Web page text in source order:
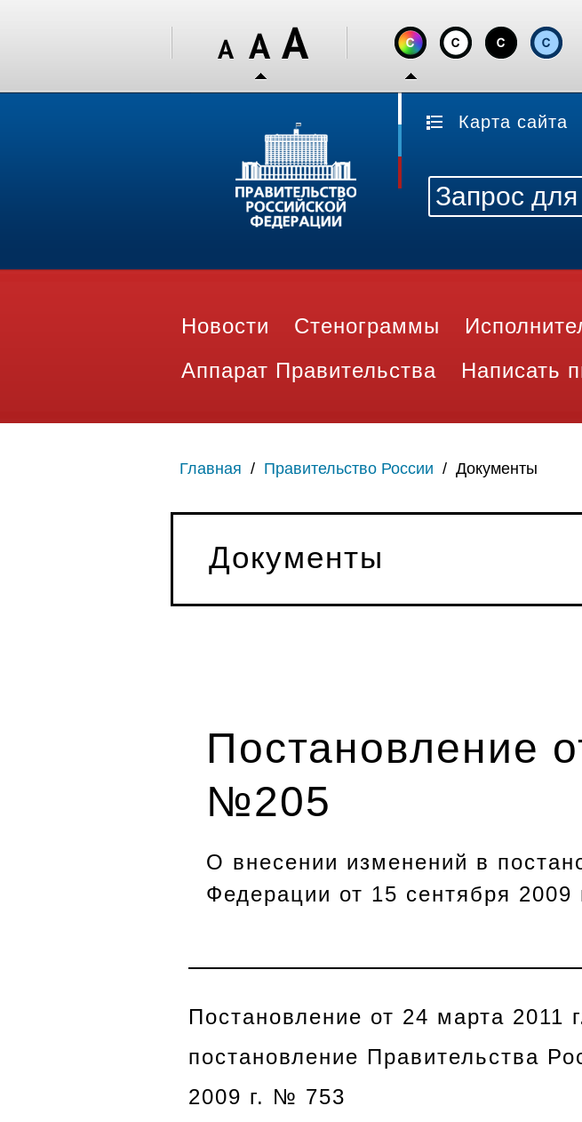
Карта сайта
Новости Стенограммы
Аппарат Правительства
Написать
Главная / Правительство России / Документы
Документы
Постановление
№205
О внесении изменений в
Федерации от 15 сентября
Постановление от 24 марта
постановление Правительства
2009 г. № 753